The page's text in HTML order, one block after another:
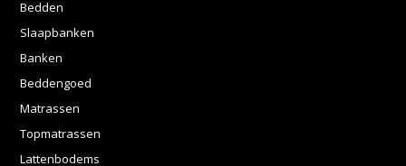
Bedden
Slaapbanken
Banken
Beddengoed
Matrassen
Topmatrassen
Lattenbodems